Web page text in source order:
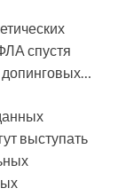
спустя
выступать